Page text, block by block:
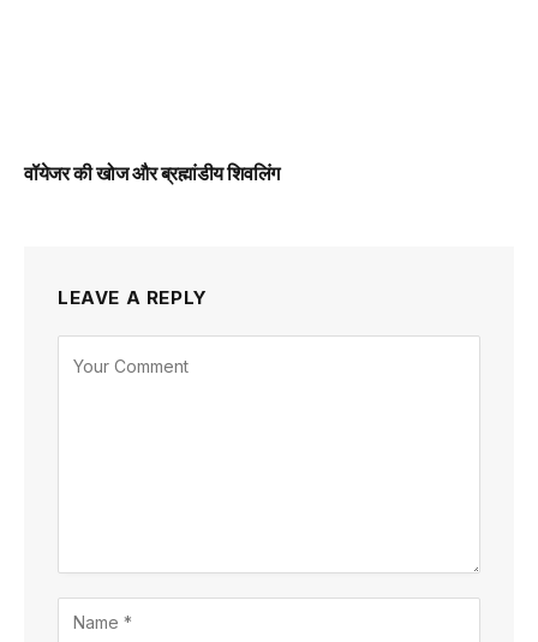
वॉयेजर की खोज और ब्रह्मांडीय शिवलिंग
LEAVE A REPLY